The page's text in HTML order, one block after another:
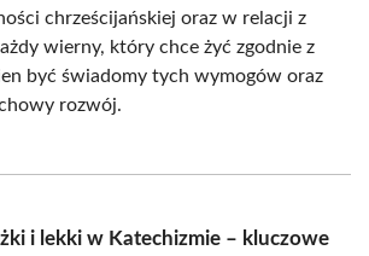
chrześcijańskiej oraz w relacji z
wierny, który chce żyć zgodnie z
być świadomy tych wymogów oraz
rozwój.
i lekki w Katechizmie – kluczowe